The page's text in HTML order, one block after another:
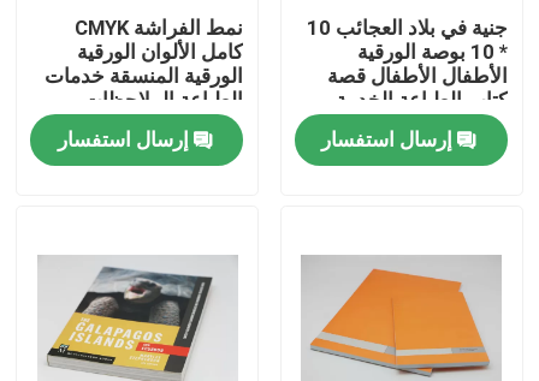
المنتجات
أشرطة فيديو
جنية في بلاد العجائب 10
* 10 بوصة الورقية
الأطفال الأطفال قصة
كتاب الطباعة الخدمة
إرسال استفسار
نمط الفراشة CMYK
كامل الألوان الورقية
الورقية المنسقة خدمات
الطباعة الملاحظات
إرسال استفسار